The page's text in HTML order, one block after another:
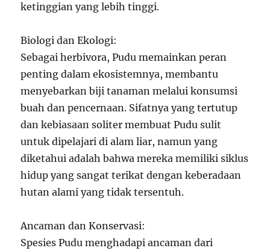
ketinggian yang lebih tinggi.
Biologi dan Ekologi:
Sebagai herbivora, Pudu memainkan peran
penting dalam ekosistemnya, membantu
menyebarkan biji tanaman melalui konsumsi
buah dan pencernaan. Sifatnya yang tertutup
dan kebiasaan soliter membuat Pudu sulit
untuk dipelajari di alam liar, namun yang
diketahui adalah bahwa mereka memiliki siklus
hidup yang sangat terikat dengan keberadaan
hutan alami yang tidak tersentuh.
Ancaman dan Konservasi:
Spesies Pudu menghadapi ancaman dari